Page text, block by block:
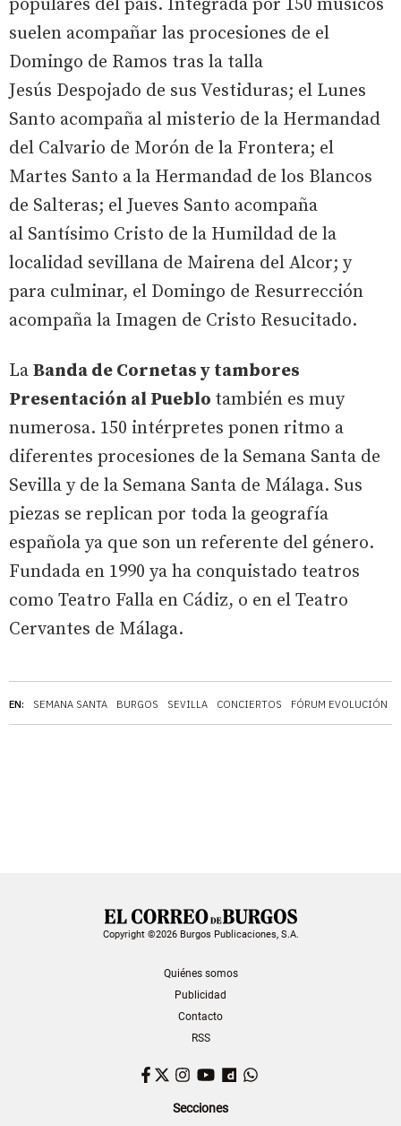
EN: SEMANA SANTA BURGOS SEVILLA CONCIERTOS FÓRUM EVOLUCIÓN
populares del país. Integrada por 150 músicos
suelen acompañar las procesiones de el
Domingo de Ramos tras la talla
Jesús Despojado de sus Vestiduras; el Lunes
Santo acompaña al misterio de la Hermandad
del Calvario de Morón de la Frontera; el
Martes Santo a la Hermandad de los Blancos
de Salteras; el Jueves Santo acompaña
al Santísimo Cristo de la Humildad de la
localidad sevillana de Mairena del Alcor; y
para culminar, el Domingo de Resurrección
acompaña la Imagen de Cristo Resucitado.
La Banda de Cornetas y tambores
Presentación al Pueblo también es muy
numerosa. 150 intérpretes ponen ritmo a
diferentes procesiones de la Semana Santa de
Sevilla y de la Semana Santa de Málaga. Sus
piezas se replican por toda la geografía
española ya que son un referente del género.
Fundada en 1990 ya ha conquistado teatros
como Teatro Falla en Cádiz, o en el Teatro
Cervantes de Málaga.
Copyright ©2026 Burgos Publicaciones, S.A.
Quiénes somos
Publicidad
Contacto
RSS
Facebook
TwitterInstagram
YouTubeDailymotion
Secciones